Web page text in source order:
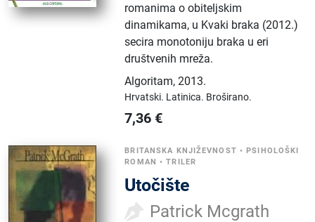
romanima o obiteljskim
dinamikama, u Kvaki braka (2012.)
secira monotoniju braka u eri
društvenih mreža.
Algoritam,2013.
Hrvatski. Latinica. Broširano.
7,36 €
BRITANSKA KNJIŽEVNOST •PSIHOLOŠKI
ROMAN •TRILER
Utočište
Patrick Mcgrath